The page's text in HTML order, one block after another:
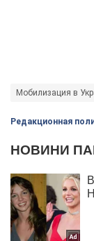
Мобилизация в
Редакционная